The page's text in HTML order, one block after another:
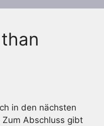
in den nächsten
Zum Abschluss gibt